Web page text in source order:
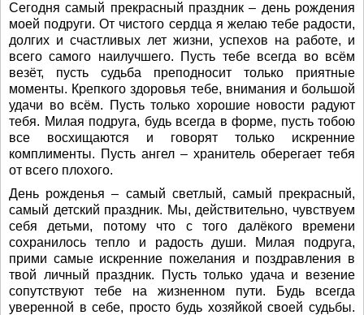
Сегодня самый прекрасный праздник – день рождения
моей подруги. От чистого сердца я желаю тебе радости,
долгих и счастливых лет жизни, успехов на работе, и
всего самого наилучшего. Пусть тебе всегда во всём
везёт, пусть судьба преподносит только приятные
моменты. Крепкого здоровья тебе, внимания и большой
удачи во всём. Пусть только хорошие новости радуют
тебя. Милая подруга, будь всегда в форме, пусть тобою
все восхищаются и говорят только искренние
комплименты. Пусть ангел – хранитель оберегает тебя
от всего плохого.
День рожденья – самый светлый, самый прекрасный,
самый детский праздник. Мы, действительно, чувствуем
себя детьми, потому что с того далёкого времени
сохранилось тепло и радость души. Милая подруга,
прими самые искренние пожелания и поздравления в
твой личный праздник. Пусть только удача и везение
сопутствуют тебе на жизненном пути. Будь всегда
уверенной в себе, просто будь хозяйкой своей судьбы.